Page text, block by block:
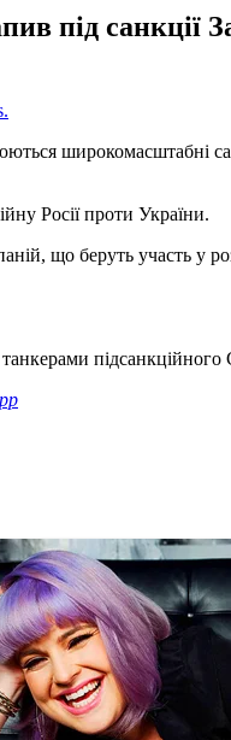
під санкції
широкомасштабні
Росії проти України.
що беруть участь у
танкерами